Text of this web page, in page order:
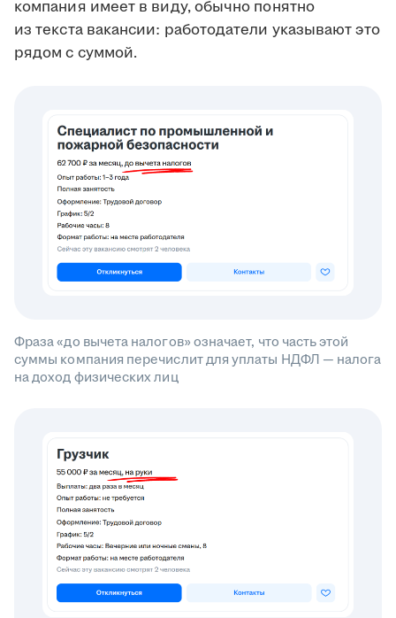
компания имеет в виду, обычно понятно
из текста вакансии: работодатели указывают это
рядом с суммой.
Фраза «до вычета налогов» означает, что часть этой
суммы компания перечислит для уплаты НДФЛ — налога
на доход физических лиц